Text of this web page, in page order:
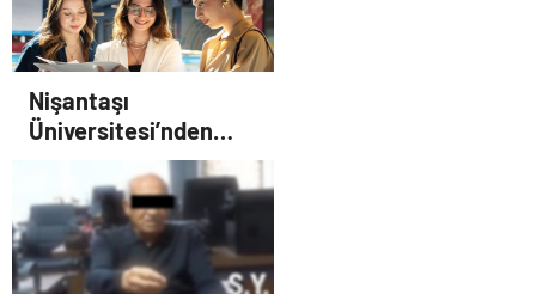
Nişantaşı
Üniversitesi’nden
2026 YKS Adaylarına
Çifte Güvence: Sabit
Ücret ve Kesintisiz
Burs